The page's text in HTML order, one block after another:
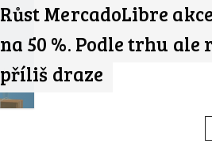
Růst MercadoLibre
na 50 %. Podle trhu ale
příliš draze